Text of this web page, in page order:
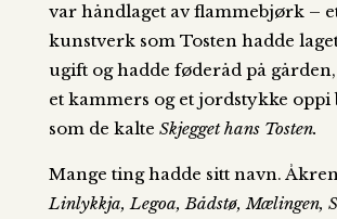
var håndlaget av flammebjørk –
kunstverk som Tosten hadde
ugift og hadde føderåd på
et kammers og et jordstykke oppi
som de kalte Skjegget hans Tosten.
Mange ting hadde sitt navn.
Linlykkja, Legoa, Bådstø, Mælingen,